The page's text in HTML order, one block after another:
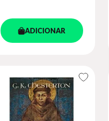
ADICIONAR